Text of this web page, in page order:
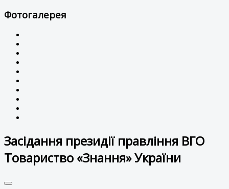
Фотогалерея
Засідання президії правління ВГО
Товариство «Знання» України